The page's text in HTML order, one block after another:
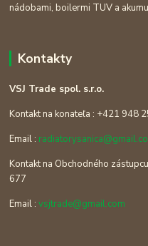
nádobami, boilermi TUV a
Kontakty
VSJ Trade spol. s.r.o.
Kontakt na konateľa : +421 948
Email :
Kontakt na Obchodného
677
Email :vsjtrade@gmail.com